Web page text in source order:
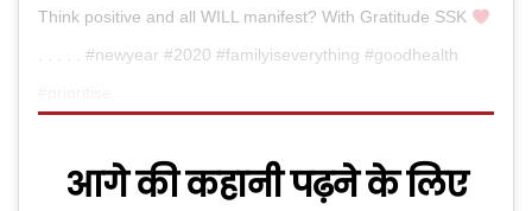
Think positive and all WILL manifest? With Gratitude SSK
. . . . . #newyear #2020 #familyiseverything #goodhealth
आगे की कहानी पढ़ने के लिए